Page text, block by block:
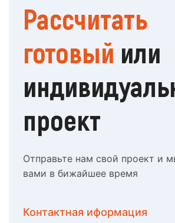
Рассчитать
готовый или
проект
Отправьте нам свой проект и
вами в бижайшее время
Контактная иформация